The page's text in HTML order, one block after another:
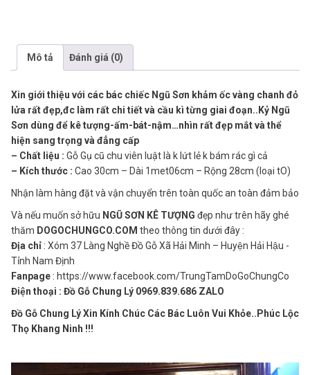
Mô tả Đánh giá (0)
Xin giới thiệu với các bác chiếc Ngũ Sơn khảm ốc vàng chanh đỏ
lửa rất đẹp,đc làm rất chi tiết và cầu kì từng giai đoạn..Kỷ Ngũ
Sơn dùng để kê tượng-ấm-bát-nậm…nhìn rất đẹp mắt và thể
hiện sang trọng và đẳng cấp
– Chất liệu : Gỗ Gụ cũ chu viên luật là k lứt lẻ k bám rác gì cả
– Kích thước : Cao 30cm – Dài 1met06cm – Rộng 28cm (loại tO)
Nhận làm hàng đặt và vận chuyển trên toàn quốc an toàn đảm bảo
Và nếu muốn sở hữu NGŨ SƠN KÊ TƯỢNG đẹp như trên hãy ghé
thăm DOGOCHUNGCO.COM theo thông tin dưới đây :
Địa chỉ : Xóm 37 Làng Nghề Đồ Gỗ Xã Hải Minh – Huyện Hải Hậu -
Tỉnh Nam Định
Fanpage : https://www.facebook.com/TrungTamDoGoChungCo
Điện thoại : Đồ Gỗ Chung Lý 0969.839.686 ZALO
Đồ Gỗ Chung Lý Xin Kính Chúc Các Bác Luôn Vui Khỏe..Phúc Lộc
Thọ Khang Ninh !!!